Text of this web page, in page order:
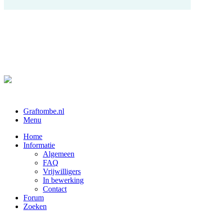
Graftombe.nl
Menu
Home
Informatie
Algemeen
FAQ
Vrijwilligers
In bewerking
Contact
Forum
Zoeken